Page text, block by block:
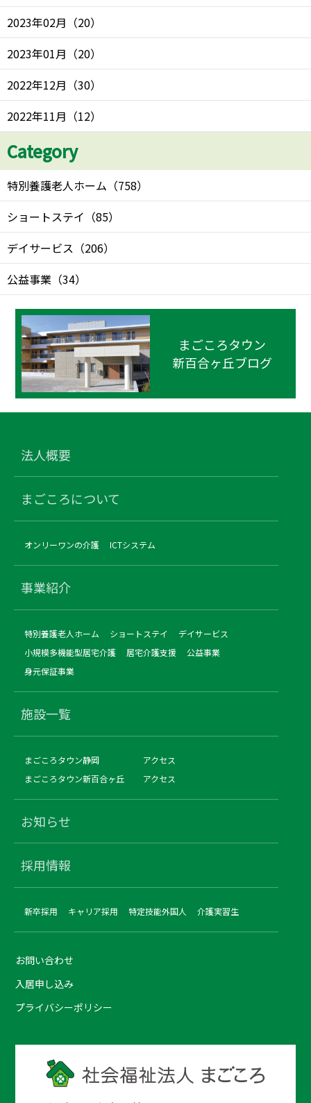
2023年02月 （20）
2023年01月 （20）
2022年12月 （30）
2022年11月 （12）
Category
特別養護老人ホーム （758）
ショートステイ （85）
デイサービス （206）
公益事業 （34）
まごころタウン
新百合ヶ丘ブログ
法人概要
まごころについて
オンリーワンの介護 ICTシステム
事業紹介
特別養護老人ホーム ショートステイ
デイサービス
小規模多機能型居宅介護
居宅介護支援
公益事業
身元保証事業
施設一覧
まごころタウン静岡
アクセス
まごころタウン新百合ヶ丘
アクセス
お知らせ
採用情報
新卒採用 キャリア採用 特定技能外国人 介護実習生
お問い合わせ
入居申し込み
プライバシーポリシー